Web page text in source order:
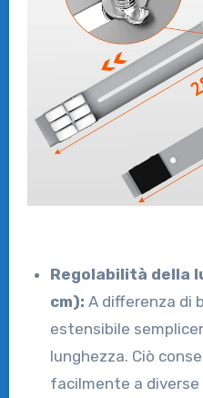
Regolabilità della
cm): A differenza di
estensibile
lunghezza. Ciò
facilmente a